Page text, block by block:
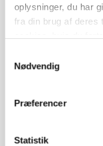
oplysninger, du har
fra din brug af deres
Nødvendig
Præferencer
Statistik
Rådgiver om DB-
store besparelser